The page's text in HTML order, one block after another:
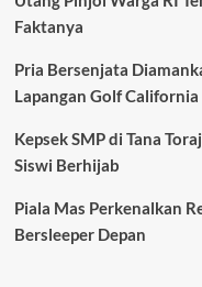
Faktanya
Pria Bersenjata
Lapangan Golf California
Kepsek SMP di Tana
Siswi Berhijab
Piala Mas Perkenalkan
Bersleeper Depan